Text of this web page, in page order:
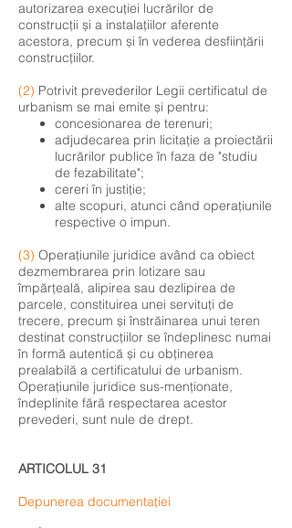
autorizarea execuției lucrărilor de
construcții și a instalațiilor aferente
acestora, precum și în vederea desființării
construcțiilor.
(2) Potrivit prevederilor Legii certificatul de
urbanism se mai emite și pentru:
concesionarea de terenuri;
adjudecarea prin licitație a proiectării
lucrărilor publice în faza de "studiu
de fezabilitate";
cereri în justiție;
alte scopuri, atunci când operațiunile
respective o impun.
(3) Operațiunile juridice având ca obiect
dezmembrarea prin lotizare sau
împărțeală, alipirea sau dezlipirea de
parcele, constituirea unei servituți de
trecere, precum și înstrăinarea unui teren
destinat construcțiilor se îndeplinesc numai
în formă autentică și cu obținerea
prealabilă a certificatului de urbanism.
Operațiunile juridice sus-menționate,
îndeplinite fără respectarea acestor
prevederi, sunt nule de drept.
ARTICOLUL 31
Depunerea documentației